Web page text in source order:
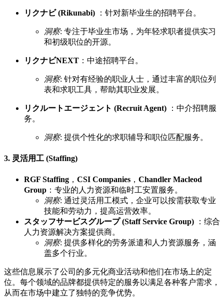
リクナビ (Rikunabi) ：针对新毕业生的招聘平台。
洞察: 专注于毕业生市场，为年轻求职者提供实习
和初级职位的开源。
リクナビNEXT ：中途招聘平台。
洞察: 针对有经验的职业人士，通过丰富的职位列
表和求职工具，帮助其职业发展。
リクルートエージェント (Recruit Agent) ：中介招聘服
务。
洞察: 提供个性化的求职辅导和职位匹配服务。
3. 灵活用工 (Staffing)
RGF Staffing ， CSI Companies ， Chandler Macleod
Group ：专业的人力资源和临时工安置服务。
洞察: 通过灵活用工模式，企业可以按需获取专业
技能和劳动力，提高运营效率。
スタッフサービスグループ (Staff Service Group) ：综合
人力资源解决方案提供商。
洞察: 提供多样化的劳务派遣和人力资源服务，涵
盖多个行业。
这些信息展示了公司的多元化商业活动和他们在市场上的定
位。每个领域的品牌都提供特定的服务以满足各种客户需求，
从而在市场中建立了独特的竞争优势。